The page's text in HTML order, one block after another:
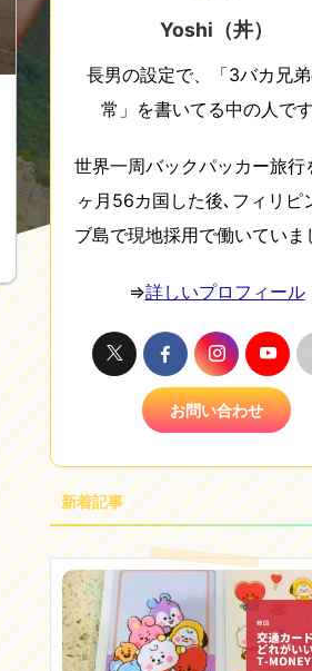
Yoshi（丼）
長男の設定で、「3バカ兄
常」を書いてる中の人です
世界一周バックパッカー旅行
ヶ月56カ国した後､フィリピ
ブ島で現地採用で働いていま
⇒詳しいプロフィール
お問い合わせ
新着記事